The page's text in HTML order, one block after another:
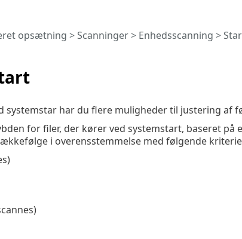
opsætning >Scanninger> Enhedsscanning >
systemstar har du flere muligheder til justering af
for filer, der kører ved systemstart, baseret på
i overensstemmelse med følgende